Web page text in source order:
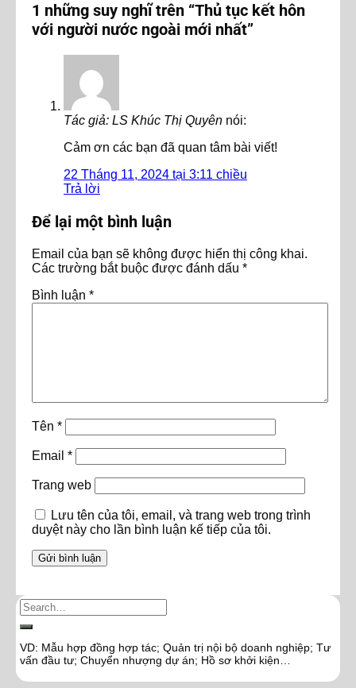
1 những suy nghĩ trên “Thủ tục kết hôn
với người nước ngoài mới nhất”
Tác giả: LS Khúc Thị Quyên nói:
Cảm ơn các bạn đã quan tâm bài viết!
22 Tháng 11, 2024 tại 3:11 chiều
Trả lời
Để lại một bình luận
Email của bạn sẽ không được hiển thị công khai.
Các trường bắt buộc được đánh dấu *
Bình luận *
Tên *
Email *
Trang web
Lưu tên của tôi, email, và trang web trong trình
duyệt này cho lần bình luận kế tiếp của tôi.
VD: Mẫu hợp đồng hợp tác; Quản trị nội bộ doanh nghiệp; Tư
vấn đầu tư; Chuyển nhượng dự án; Hồ sơ khởi kiện…